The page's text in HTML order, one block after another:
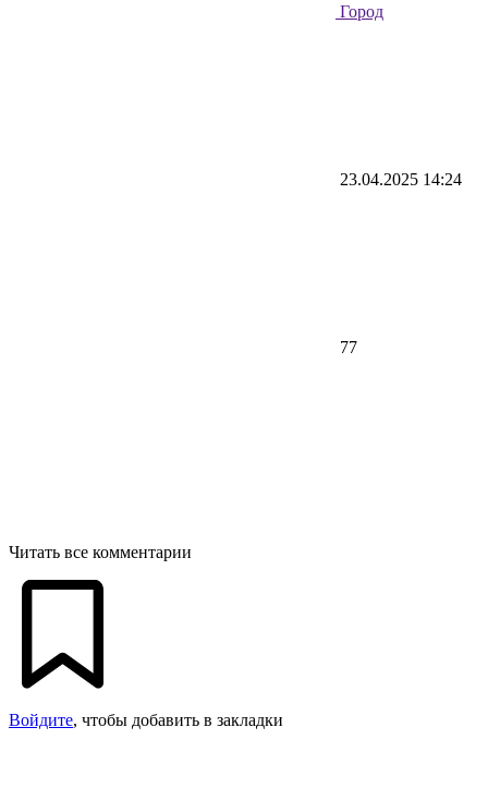
Город
23.04.2025 14:24
77
Читать все комментарии
Войдите, чтобы добавить в закладки